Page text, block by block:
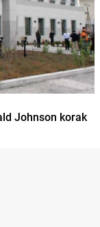
Johnson korak